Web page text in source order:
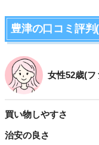
豊津の口コミ評判
女性52歳(フ
買い物しやすさ
治安の良さ